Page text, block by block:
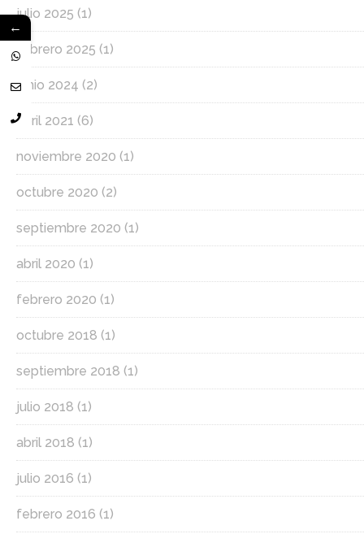
julio 2025 (1)
febrero 2025 (1)
junio 2024 (2)
abril 2021 (6)
noviembre 2020 (1)
octubre 2020 (2)
septiembre 2020 (1)
abril 2020 (1)
febrero 2020 (1)
octubre 2018 (1)
septiembre 2018 (1)
julio 2018 (1)
abril 2018 (1)
julio 2016 (1)
febrero 2016 (1)
←